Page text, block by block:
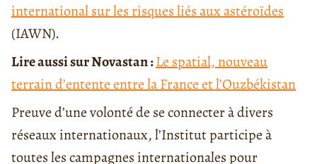
international sur les risques liés aux astéroïdes
(IAWN).
Lire aussi sur Novastan :Le spatial, nouveau
terrain d’entente entre la France et l’Ouzbékistan
Preuve d’une volonté de se connecter à divers
réseaux internationaux, l’Institut participe à
toutes les campagnes internationales pour